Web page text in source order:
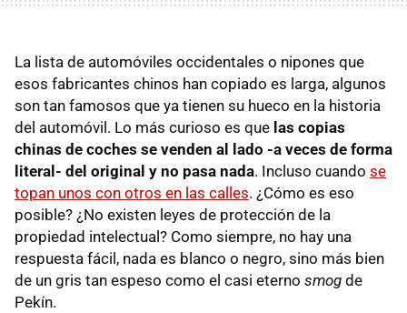
La lista de automóviles occidentales o nipones que
esos fabricantes chinos han copiado es larga, algunos
son tan famosos que ya tienen su hueco en la historia
del automóvil. Lo más curioso es que las copias
chinas de coches se venden al lado -a veces de forma
literal- del original y no pasa nada. Incluso cuando se
topan unos con otros en las calles. ¿Cómo es eso
posible? ¿No existen leyes de protección de la
propiedad intelectual? Como siempre, no hay una
respuesta fácil, nada es blanco o negro, sino más bien
de un gris tan espeso como el casi eterno smog de
Pekín.